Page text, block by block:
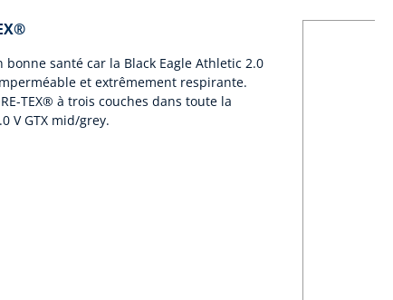
santé car la Black Eagle Athletic 2.0
et extrêmement respirante.
TEX® à trois couches dans toute la
V GTX mid/grey.